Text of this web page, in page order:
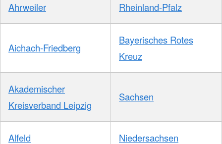
Ahrweiler Rheinland-Pfalz
Aichach-Friedberg
Bayerisches Rotes
Kreuz
Akademischer
Kreisverband Leipzig
Sachsen
Alfeld Niedersachsen